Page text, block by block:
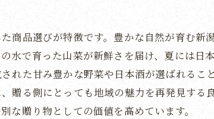
商品選びが特徴です。豊かな自然が育む新
水で育った山菜が新鮮さを届け、夏には日
れた甘み豊かな野菜や日本酒が選ばれるこ
贈る側にとっても地域の魅力を再発見す
な贈り物としての価値を高めています。